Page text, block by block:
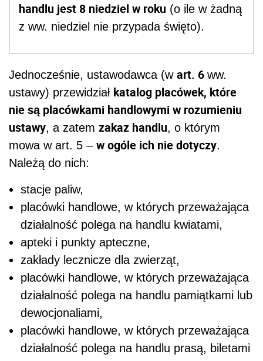
handlu jest 8 niedziel w roku (o ile w żadną
z ww. niedziel nie przypada święto).
Jednocześnie, ustawodawca (w art. 6 ww.
ustawy) przewidział katalog placówek, które
nie są placówkami handlowymi w rozumieniu
ustawy, a zatem zakaz handlu, o którym
mowa w art. 5 – w ogóle ich nie dotyczy.
Należą do nich:
stacje paliw,
placówki handlowe, w których przeważająca
działalność polega na handlu kwiatami,
apteki i punkty apteczne,
zakłady lecznicze dla zwierząt,
placówki handlowe, w których przeważająca
działalność polega na handlu pamiątkami lub
dewocjonaliami,
placówki handlowe, w których przeważająca
działalność polega na handlu prasą, biletami